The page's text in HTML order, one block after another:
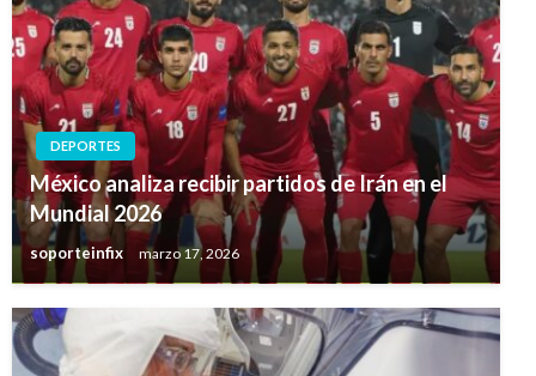
DEPORTES
México analiza recibir partidos de Irán en el
Mundial 2026
soporteinfix marzo 17, 2026